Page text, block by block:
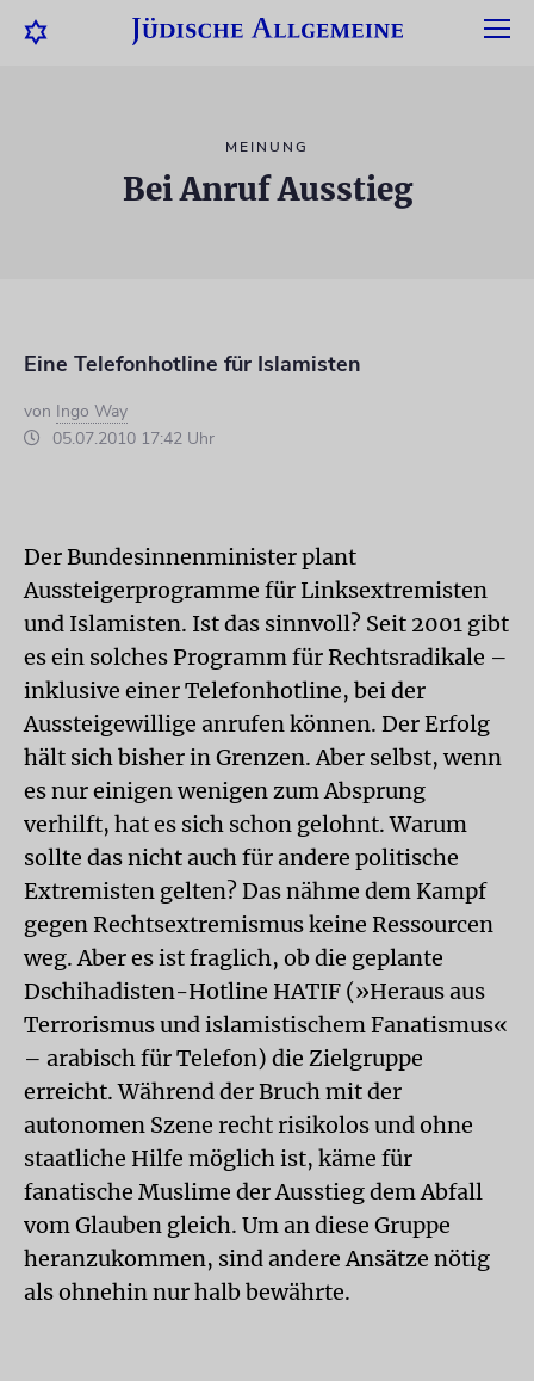
MEINUNG
Bei Anruf Ausstieg
Eine Telefonhotline für Islamisten
von Ingo Way
05.07.2010 17:42 Uhr
Der Bundesinnenminister plant
Aussteigerprogramme für Linksextremisten
und Islamisten. Ist das sinnvoll? Seit 2001 gibt
es ein solches Programm für Rechtsradikale –
inklusive einer Telefonhotline, bei der
Aussteigewillige anrufen können. Der Erfolg
hält sich bisher in Grenzen. Aber selbst, wenn
es nur einigen wenigen zum Absprung
verhilft, hat es sich schon gelohnt. Warum
sollte das nicht auch für andere politische
Extremisten gelten? Das nähme dem Kampf
gegen Rechtsextremismus keine Ressourcen
weg. Aber es ist fraglich, ob die geplante
Dschihadisten-Hotline HATIF (»Heraus aus
Terrorismus und islamistischem Fanatismus«
– arabisch für Telefon) die Zielgruppe
erreicht. Während der Bruch mit der
autonomen Szene recht risikolos und ohne
staatliche Hilfe möglich ist, käme für
fanatische Muslime der Ausstieg dem Abfall
vom Glauben gleich. Um an diese Gruppe
heranzukommen, sind andere Ansätze nötig
als ohnehin nur halb bewährte.